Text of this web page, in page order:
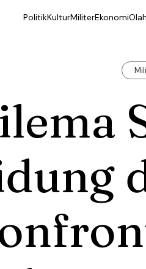
PolitikKulturMiliterEkonomi